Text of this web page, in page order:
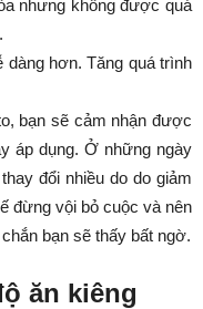
nhưng không được quá
dàng hơn. Tăng quá trình
bạn sẽ cảm nhận được
áp dụng. Ở những ngày
đổi nhiều do do giảm
đừng vội bỏ cuộc và nên
bạn sẽ thấy bất ngờ.
ăn kiêng